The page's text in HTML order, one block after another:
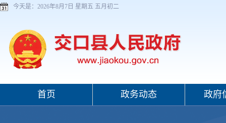
今天是： 2026年8月7日 星期五 五月初二
首页 政务动态 政府